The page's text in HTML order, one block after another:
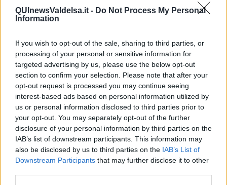
QUInewsValdelsa.it - Do Not Process My Personal
Information
If you wish to opt-out of the sale, sharing to third parties, or
processing of your personal or sensitive information for
targeted advertising by us, please use the below opt-out
section to confirm your selection. Please note that after your
opt-out request is processed you may continue seeing
interest-based ads based on personal information utilized by
us or personal information disclosed to third parties prior to
your opt-out. You may separately opt-out of the further
disclosure of your personal information by third parties on the
IAB’s list of downstream participants. This information may
also be disclosed by us to third parties on the IAB’s List of
Downstream Participants that may further disclose it to other
E il tuo cervello da sprovveduto pensa:
“Devi lavorare? Ma fino ad ora cosa abbiamo fatto?!” Poi sono le
valigie, rimane solo il tempo di fare un paio di sospiri e dire sette o
otto volte “Oimmena”.
Io, boh…
Un altro picco è stato raggiunto quando a fine colazione prima di
lasciare l’hotel mi sono sentito dire:
“Adesso salgo su in camera, mando un paio di email, poi scendo e
andiamo.”
Un paio di email? Ma dimmi che devi andare in camera, e basta o,
se vuoi essere più esplicito, sbilanciati affermando che hai da
andare in bagno.
deve andare in bagno.